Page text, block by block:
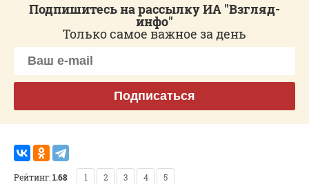
Подпишитесь на рассылку ИА "Взгляд-
инфо"
Только самое важное за день
Подписаться
Рейтинг:1.68 1 2 3 4 5